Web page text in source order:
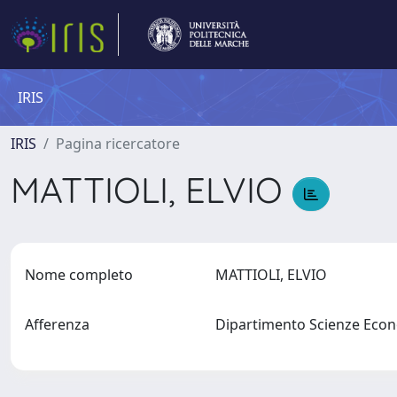
IRIS
IRIS Pagina ricercatore
MATTIOLI, ELVIO
Nome completo MATTIOLI, ELVIO
Afferenza Dipartimento Scienze